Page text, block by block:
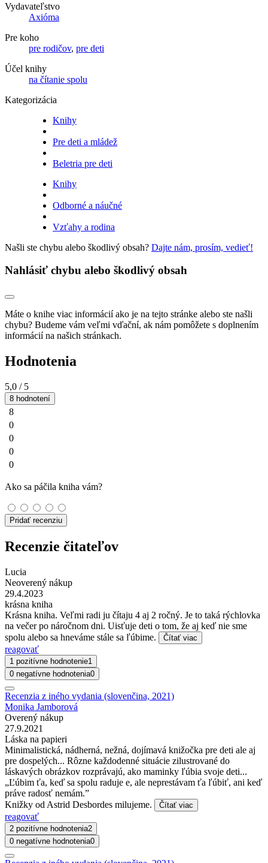
Vydavateľstvo
Axióma
Pre koho
pre rodičov, pre deti
Účel knihy
na čítanie spolu
Kategorizácia
Knihy
Pre deti a mládež
Beletria pre deti
Knihy
Odborné a náučné
Vzťahy a rodina
Našli ste chybu alebo škodlivý obsah? Dajte nám, prosím, vedieť!
Nahlásiť chybu alebo škodlivý obsah
Máte o knihe viac informácií ako je na tejto stránke alebo ste našli
chybu? Budeme vám veľmi vďační, ak nám pomôžete s doplnením
informácií na našich stránkach.
Hodnotenia
5,0 / 5
8 hodnotení
8
0
0
0
0
Ako sa páčila kniha vám?
Pridať recenziu
Recenzie čitateľov
Lucia
Neoverený nákup
29.4.2023
krásna kniha
Krásna kniha. Veľmi radi ju čítaju 4 aj 2 ročný. Je to taká rýchlovka
na večer po náročnom dni. Uisťuje deti o tom, že aj keď nie sme
spolu alebo sa hneváme stále sa ľúbime.
Čítať viac
reagovať
1 pozitívne hodnotenie1
0 negatívne hodnotenia0
Recenzia z iného vydania (slovenčina, 2021)
Monika Jamborová
Overený nákup
27.9.2021
Láska na papieri
Minimalistická, nádherná, nežná, dojímavá knižočka pre deti ale aj
pre dospelých... Rôzne každodenné situácie zilustrované do
láskavých obrázkov rozprávajú, ako maminky ľúbia svoje deti...
„Ľúbim ťa, keď sa spolu raduje e, ale neprestávam ťa ľúbiť, ani keď
práve radosť nemám.”
Knižky od Astrid Desbordes milujeme.
Čítať viac
reagovať
2 pozitívne hodnotenia2
0 negatívne hodnotenia0